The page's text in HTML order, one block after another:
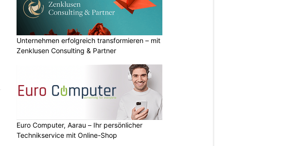
Unternehmen erfolgreich transformieren – mit
Zenklusen Consulting & Partner
Euro Computer, Aarau – Ihr persönlicher
Technikservice mit Online-Shop